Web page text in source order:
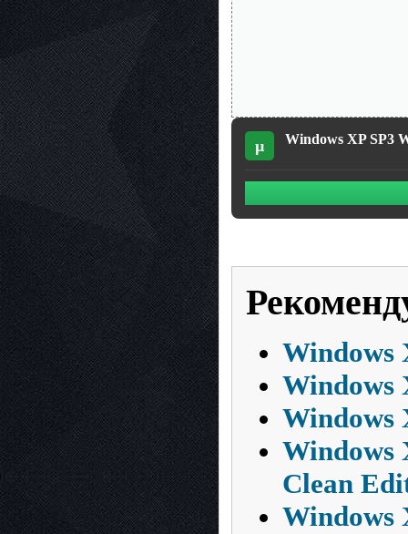
µ Windows XP SP3
Windows
Windows
Windows
Windows
Clean
Windows